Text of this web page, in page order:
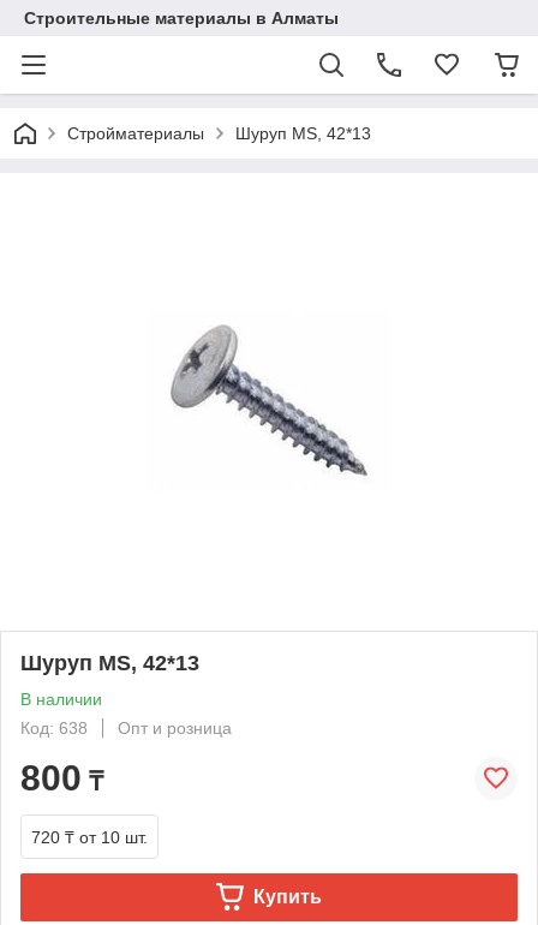
Строительные материалы в Алматы
Стройматериалы Шуруп MS, 42*13
Шуруп MS, 42*13
В наличии
Код: 638
Опт и розница
800 ₸
720 ₸ от 10 шт.
Купить